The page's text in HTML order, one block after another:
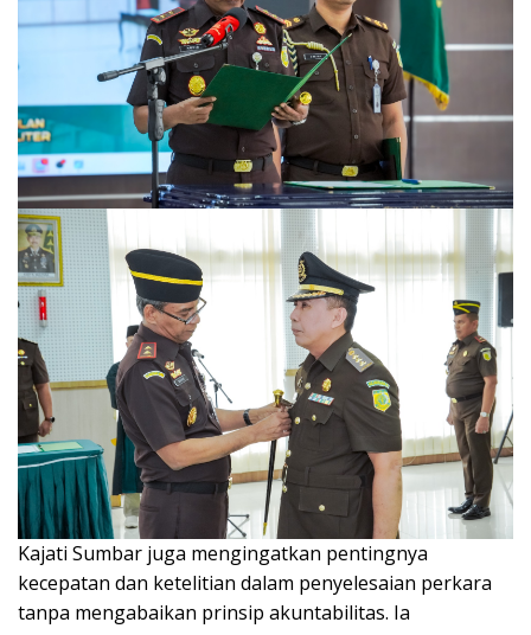
Kajati Sumbar juga mengingatkan pentingnya
kecepatan dan ketelitian dalam penyelesaian perkara
tanpa mengabaikan prinsip akuntabilitas. Ia